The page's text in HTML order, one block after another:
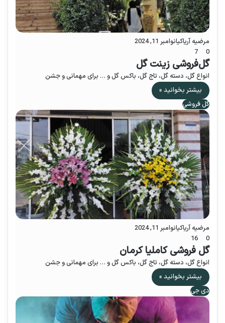
مرضیه آریاکیانوامبر 11, 2024
0
گل‌فروشی زینت گل
انواع گل، دسته گل، تاج گل، باکس گل و … برای مهمانی و جشن
بیشتر بخوانید »
گل فروشی
مرضیه آریاکیانوامبر 11, 2024
0
گل فروشی کاملیا کرمان
انواع گل، دسته گل، تاج گل، باکس گل و … برای مهمانی و جشن
بیشتر بخوانید »
دی جی